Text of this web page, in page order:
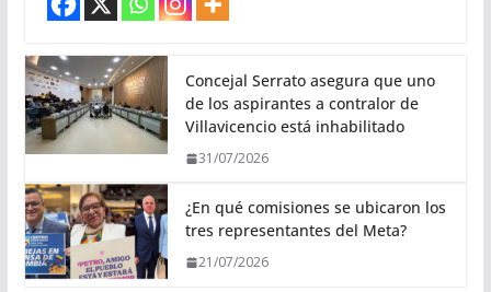
Concejal Serrato asegura que uno
de los aspirantes a contralor de
Villavicencio está inhabilitado
31/07/2026
¿En qué comisiones se ubicaron los
tres representantes del Meta?
21/07/2026